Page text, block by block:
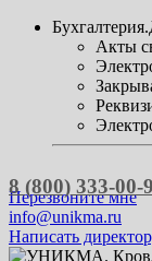
Акты
8 (800) 333-00-
Перезвоните мне
info@unikma.ru
Написать